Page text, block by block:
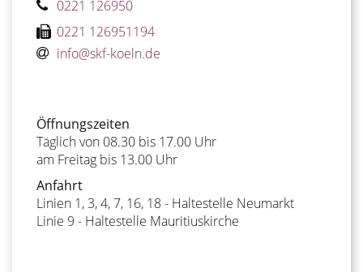
0221 126950
0221 126951194
info@​skf-koeln.de
Öffnungszeiten
Täglich von 08.30 bis 17.00 Uhr
am Freitag bis 13.00 Uhr
Anfahrt
Linien 1, 3, 4, 7, 16, 18 - Haltestelle Neumarkt
Linie 9 - Haltestelle Mauritiuskirche